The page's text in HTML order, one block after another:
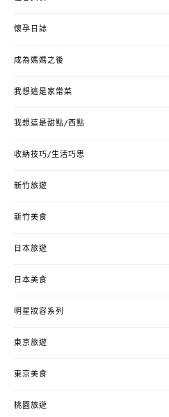
懷孕日誌
成為媽媽之後
我想這是家常菜
我想這是甜點/西點
收納技巧/生活巧思
新竹旅遊
新竹美食
日本旅遊
日本美食
明星妝容系列
東京旅遊
東京美食
桃園旅遊